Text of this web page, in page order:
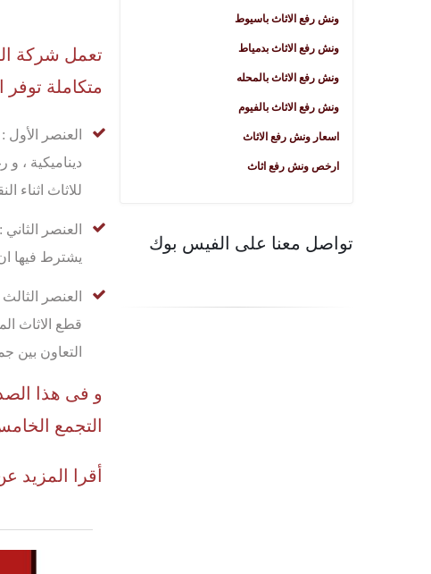
تعمل شركة
متكاملة توفر
العنصر
ديناميكية ،
للاثاث اثناء
العنصر
يشترط فيها
العنصر
قطع الاثاث
التعاون بين
و فى هذا
التجمع
أقرا المزيد
ونش رفع الاثاث باسيوط
ونش رفع الاثاث بدمياط
ونش رفع الاثاث بالمحله
ونش رفع الاثاث بالفيوم
اسعار ونش رفع الاثاث
ارخص ونش رفع اثاث
تواصل معنا على الفيس بوك